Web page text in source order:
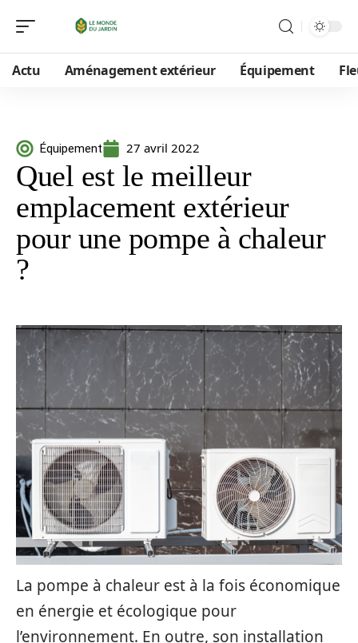
Actu Aménagement extérieur Équipement
Équipement 27 avril 2022
Quel est le meilleur
emplacement extérieur
pour une pompe à chaleur
?
La pompe à chaleur est à la fois économique
en énergie et écologique pour
l’environnement. En outre, son installation